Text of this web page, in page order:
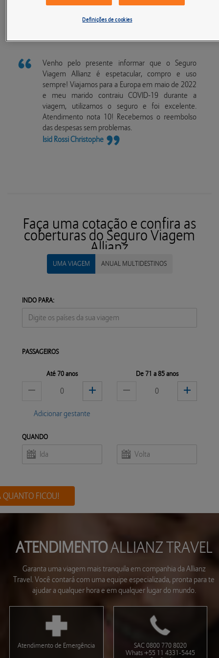
Venho pelo presente informar que o Seguro
Viagem Allianz é espetacular, compro e uso
sempre! Viajamos para a Europa em maio de 2022
e meu marido contraiu COVID-19 durante a
viagem, utilizamos o seguro e foi excelente.
Atendimento nota 10! Recebemos o reembolso
das despesas sem problemas.
Isid Rossi Christophe
Faça uma cotação e confira as
coberturas do Seguro Viagem
Allianz
UMA VIAGEM ANUAL MULTIDESTINOS
INDO PARA:
PASSAGEIROS
Até 70 anos De 71 a 85 anos
Adicionar gestante
QUANDO
QUANTO FICOU!
ATENDIMENTOALLIANZ TRAVEL
Garanta uma viagem mais tranquila em companhia da Allianz
Travel. Você contará com uma equipe especializada, pronta para te
ajudar a qualquer hora e em qualquer lugar do mundo.
Atendimento de Emergência
SAC 0800 770 8020
Whats +55 11 4331-5445
Definições de cookies